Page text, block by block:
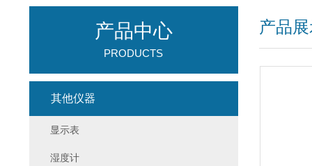
产品
产品中心
PRODUCTS
其他仪器
显示表
湿度计